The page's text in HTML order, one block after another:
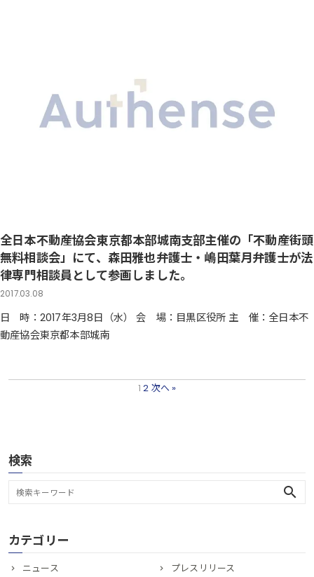
全日本不動産協会東京都本部城南支部主催の「不動産街頭
無料相談会」にて、森田雅也弁護士・嶋田葉月弁護士が法
律専門相談員として参画しました。
2017.03.08
日 時：2017年3月8日（水） 会 場：目黒区役所 主 催：全日本不
動産協会東京都本部城南
1 2 次へ »
検索
search
カテゴリー
ニュース
プレスリリース